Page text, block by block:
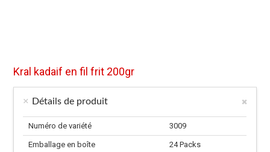
Kral kadaif en fil frit 200gr
Détails de produit
Numéro de variété 3009
Emballage en boîte 24 Packs